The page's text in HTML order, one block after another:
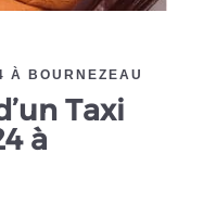
À BOURNEZEAU
Taxi
à